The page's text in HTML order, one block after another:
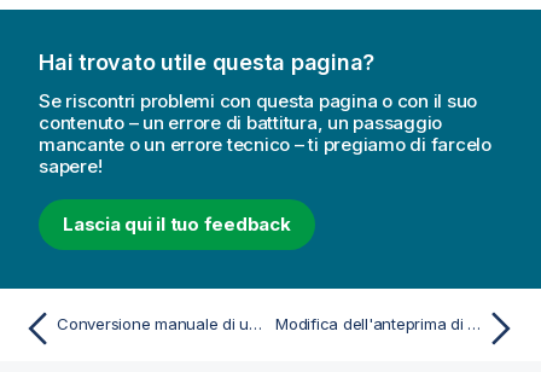
a
i
c
a
s
g
g
e
r
m
e
n
Hai trovato utile questa pagina?
Se riscontri problemi con questa pagina o con il suo
contenuto – un errore di battitura, un passaggio
mancante o un errore tecnico – ti pregiamo di farcelo
sapere!
Lascia qui il tuo feedback
Conversione manuale di un documento QlikView in un'app Qlik Sense Modifica dell'anteprima di un'app